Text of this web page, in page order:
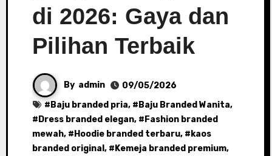
di 2026: Gaya dan
Pilihan Terbaik
By admin
09/05/2026
# Baju branded pria, # Baju Branded Wanita,
# Dress branded elegan, # Fashion branded
mewah, # Hoodie branded terbaru, # kaos
branded original , # Kemeja branded premium,